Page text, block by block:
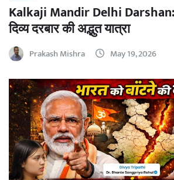
Kalkaji Mandir Delhi
दिव्य दरबार की अद्भुत यात्रा
Prakash Mishra May 19, 2026